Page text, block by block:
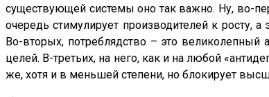
существующей системы оно так важно. Ну, во-
очередь стимулирует производителей к росту,
Во-вторых, потреблядство – это
целей. В-третьих, на него, как и на любой
же, хотя и в меньшей степени, но блокирует